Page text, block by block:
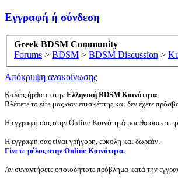
Εγγραφή ή σύνδεση
Greek BDSM Community
Forums > BDSM > BDSM Discussion >
Απόκρυψη ανακοίνωσης
Καλώς ήρθατε στην Ελληνική BDSM Κοινότητα.
Βλέπετε το site μας σαν επισκέπτης και δεν έχετε
Η εγγραφή σας στην Online Κοινότητά μας θα σας
Η εγγραφή σας είναι γρήγορη, εύκολη και δωρεάν.
Γίνετε μέλος στην Online Κοινότητα.
Αν συναντήσετε οποιοδήποτε πρόβλημα κατά την